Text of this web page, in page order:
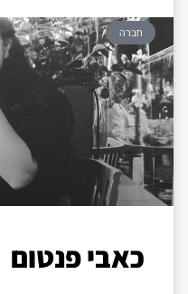
חברה
כאבי פנטום